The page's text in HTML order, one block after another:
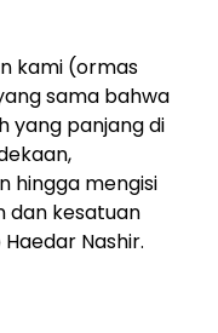
kami (ormas
sama bahwa
yang panjang di
hingga mengisi
dan kesatuan
Nashir.